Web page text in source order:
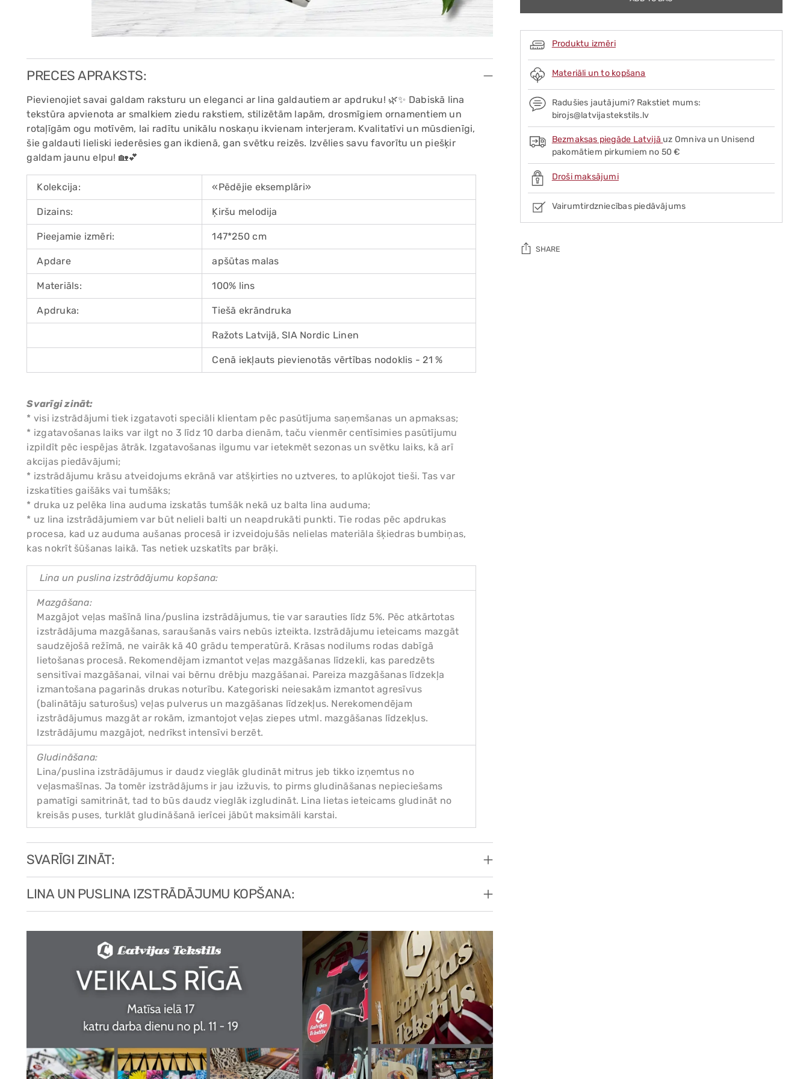
PRECES APRAKSTS:
Pievienojiet savai galdam raksturu un eleganci ar lina galdautiem ar apdruku! 🌿✨ Dabiskā lina
tekstūra apvienota ar smalkiem ziedu rakstiem, stilizētām lapām, drosmīgiem ornamentiem un
rotaļīgām ogu motīvēm, lai radītu unikālu noskaņu ikvienam interjeram. Kvalitatīvi un mūsdienīgi,
šie galdauti lieliski iederēsies gan ikdienā, gan svētku reizēs. Izvēlies savu favorītu un piešķir
galdam jaunu elpu! 🏡💕
Kolekcija: «Pēdējie eksemplāri»
Dizains: Ķiršu melodija
Pieejamie izmēri: 147*250 cm
Apdare apšūtas malas
Materiāls: 100% lins
Apdruka: Tiešā ekrāndruka
Ražots Latvijā, SIA Nordic Linen
Cenā iekļauts pievienotās vērtības nodoklis - 21 %
Svarīgi zināt:
* visi izstrādājumi tiek izgatavoti speciāli klientam pēc pasūtījuma saņemšanas un apmaksas;
* izgatavošanas laiks var ilgt no 3 līdz 10 darba dienām, taču vienmēr centīsimies pasūtījumu
izpildīt pēc iespējas ātrāk. Izgatavošanas ilgumu var ietekmēt sezonas un svētku laiks, kā arī
akcijas piedāvājumi;
* izstrādājumu krāsu atveidojums ekrānā var atšķirties no uztveres, to aplūkojot tieši. Tas var
izskatīties gaišāks vai tumšāks;
* druka uz pelēka lina auduma izskatās tumšāk nekā uz balta lina auduma;
* uz lina izstrādājumiem var būt nelieli balti un neapdrukāti punkti. Tie rodas pēc apdrukas
procesa, kad uz auduma aušanas procesā ir izveidojušās nelielas materiāla šķiedras bumbiņas,
kas nokrīt šūšanas laikā. Tas netiek uzskatīts par brāķi.
Lina un puslina izstrādājumu kopšana:
Mazgāšana:
Mazgājot veļas mašīnā lina/puslina izstrādājumus, tie var sarauties līdz 5%. Pēc atkārtotas
izstrādājuma mazgāšanas, saraušanās vairs nebūs izteikta. Izstrādājumu ieteicams mazgāt
saudzējošā režīmā, ne vairāk kā 40 grādu temperatūrā. Krāsas nodilums rodas dabīgā
lietošanas procesā. Rekomendējam izmantot veļas mazgāšanas līdzekli, kas paredzēts
sensitīvai mazgāšanai, vilnai vai bērnu drēbju mazgāšanai. Pareiza mazgāšanas līdzekļa
izmantošana pagarinās drukas noturību. Kategoriski neiesakām izmantot agresīvus
(balinātāju saturošus) veļas pulverus un mazgāšanas līdzekļus. Nerekomendējam
izstrādājumus mazgāt ar rokām, izmantojot veļas ziepes utml. mazgāšanas līdzekļus.
Izstrādājumu mazgājot, nedrīkst intensīvi berzēt.
Gludināšana:
Lina/puslina izstrādājumus ir daudz vieglāk gludināt mitrus jeb tikko izņemtus no
veļasmašīnas. Ja tomēr izstrādājums ir jau izžuvis, to pirms gludināšanas nepieciešams
pamatīgi samitrināt, tad to būs daudz vieglāk izgludināt. Lina lietas ieteicams gludināt no
kreisās puses, turklāt gludināšanā ierīcei jābūt maksimāli karstai.
SVARĪGI ZINĀT:
LINA UN PUSLINA IZSTRĀDĀJUMU KOPŠANA:
Produktu izmēri
Materiāli un to kopšana
Radušies jautājumi? Rakstiet mums:
birojs@latvijastekstils.lv
Bezmaksas piegāde Latvijā uz Omniva un Unisend
pakomātiem pirkumiem no 50 €
Droši maksājumi
Vairumtirdzniecības piedāvājums
SHARE